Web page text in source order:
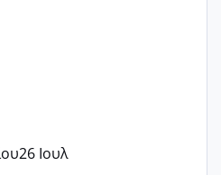
ιδιωτικό παιδικό στ
26 Ιουλ